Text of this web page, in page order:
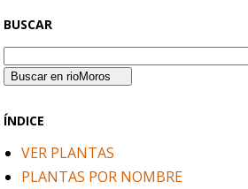
BUSCAR
ÍNDICE
VER PLANTAS
PLANTAS POR NOMBRE